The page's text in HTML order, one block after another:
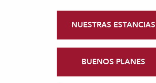
NUESTRAS ESTANCIAS
BUENOS PLANES